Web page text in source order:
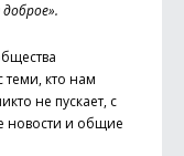
теми, кто нам
не пускает, с
новости и общие